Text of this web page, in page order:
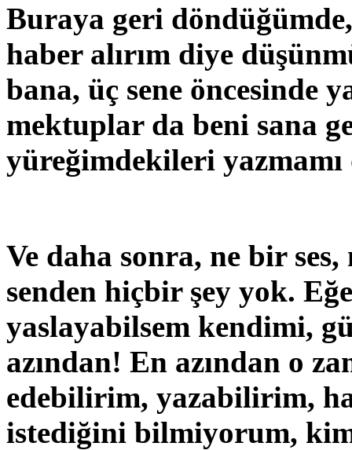
Buraya geri
haber alırım diye
bana, üç sene öncesinde
mektuplar da beni sana
yüreğimdekileri
Ve daha sonra, ne bir
senden hiçbir şey yok.
yaslayabilsem kendimi,
azından! En azından o
edebilirim, yazabilirim,
istediğini bilmiyorum,